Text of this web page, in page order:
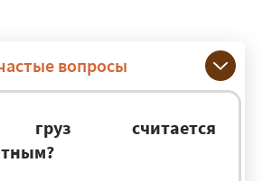
вопросы
груз считается